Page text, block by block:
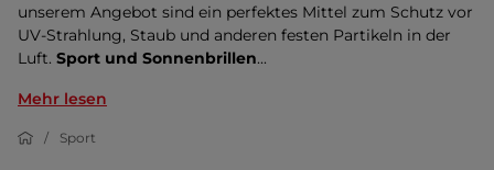
unserem Angebot sind ein perfektes Mittel zum Schutz vor
UV-Strahlung, Staub und anderen festen Partikeln in der
Luft. Sport und Sonnenbrillen...
Mehr lesen
Sport